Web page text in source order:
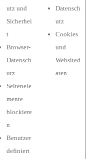
utz und
Sicherhei
t
Browser-
Datensch
utz
Seitenele
mente
blockiere
n
Benutzer
definiert
Datensch
utz
Cookies
und
Websited
aten